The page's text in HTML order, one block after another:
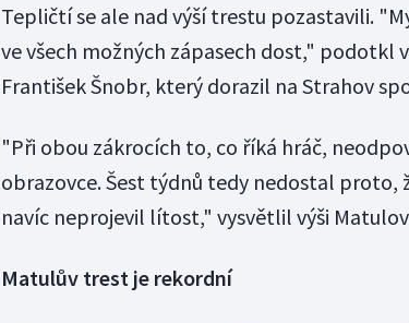
Tepličtí se ale nad výší trestu pozastavili.
ve všech možných zápasech dost," podotkl
František Šnobr, který dorazil na Strahov
"Při obou zákrocích to, co říká hráč,
obrazovce. Šest týdnů tedy nedostal
navíc neprojevil lítost," vysvětlil výši
Matulův trest je rekordní